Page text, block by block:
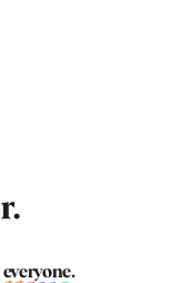
everyone.